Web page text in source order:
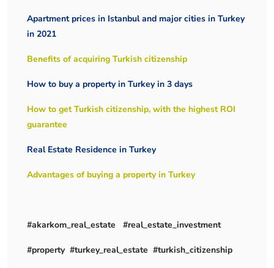
Apartment prices in Istanbul and major cities in Turkey
in 2021
Benefits of acquiring Turkish citizenship
How to buy a property in Turkey in 3 days
How to get Turkish citizenship, with the highest ROI
guarantee
Real Estate Residence in Turkey
Advantages of buying a property in Turkey
#akarkom_real_estate #real_estate_investment
#property #turkey_real_estate #turkish_citizenship